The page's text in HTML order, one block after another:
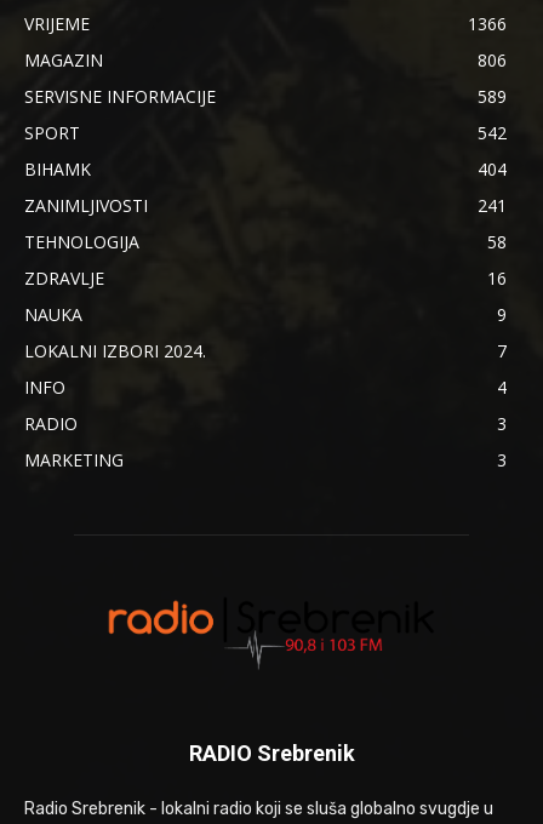
VRIJEME
1366
MAGAZIN
806
SERVISNE INFORMACIJE
589
SPORT
542
BIHAMK
404
ZANIMLJIVOSTI
241
TEHNOLOGIJA
58
ZDRAVLJE
16
NAUKA
9
LOKALNI IZBORI 2024.
7
INFO
4
RADIO
3
MARKETING
3
RADIO Srebrenik
Radio Srebrenik - lokalni radio koji se sluša globalno svugdje u